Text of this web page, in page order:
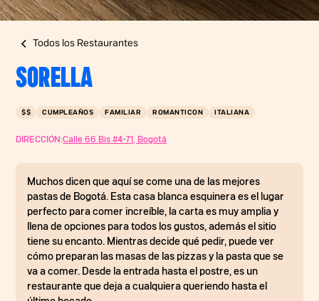
Todos los Restaurantes
SORELLA
$$ CUMPLEAÑOS FAMILIAR ROMANTICON ITALIANA
DIRECCIÓN:Calle 66 Bis #4-71, Bogotá
Muchos dicen que aquí se come una de las mejores
pastas de Bogotá. Esta casa blanca esquinera es el lugar
perfecto para comer increíble, la carta es muy amplia y
llena de opciones para todos los gustos, además el sitio
tiene su encanto. Mientras decide qué pedir, puede ver
cómo preparan las masas de las pizzas y la pasta que se
va a comer. Desde la entrada hasta el postre, es un
restaurante que deja a cualquiera queriendo hasta el